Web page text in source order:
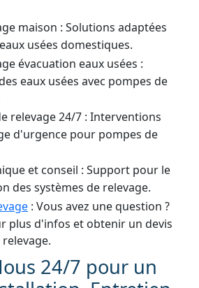
maison : Solutions adaptées
usées domestiques.
évacuation eaux usées :
eaux usées avec pompes de
relevage 24/7 : Interventions
d'urgence pour pompes de
et conseil : Support pour le
des systèmes de relevage.
: Vous avez une question ?
plus d'infos et obtenir un devis
24/7 pour un